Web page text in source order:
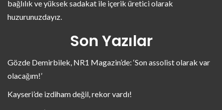
bağlılık ve yüksek sadakat ile içerik üretici olarak
huzurunuzdayız.
Son Yazılar
Gözde Demirbilek, NR1 Magazin’de: ‘Son assolist olarak var
olacağım!’
Kayseri’de izdiham değil, rekor vardı!